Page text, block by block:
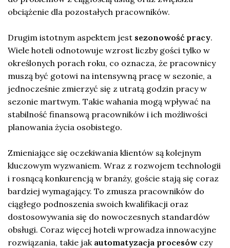
obciążenie dla pozostałych pracowników.
Drugim istotnym aspektem jest sezonowość pracy.
Wiele hoteli odnotowuje wzrost liczby gości tylko w
określonych porach roku, co oznacza, że pracownicy
muszą być gotowi na intensywną pracę w sezonie, a
jednocześnie zmierzyć się z utratą godzin pracy w
sezonie martwym. Takie wahania mogą wpływać na
stabilność finansową pracowników i ich możliwości
planowania życia osobistego.
Zmieniające się oczekiwania klientów są kolejnym
kluczowym wyzwaniem. Wraz z rozwojem technologii
i rosnącą konkurencją w branży, goście stają się coraz
bardziej wymagający. To zmusza pracowników do
ciągłego podnoszenia swoich kwalifikacji oraz
dostosowywania się do nowoczesnych standardów
obsługi. Coraz więcej hoteli wprowadza innowacyjne
rozwiązania, takie jak automatyzacja procesów czy